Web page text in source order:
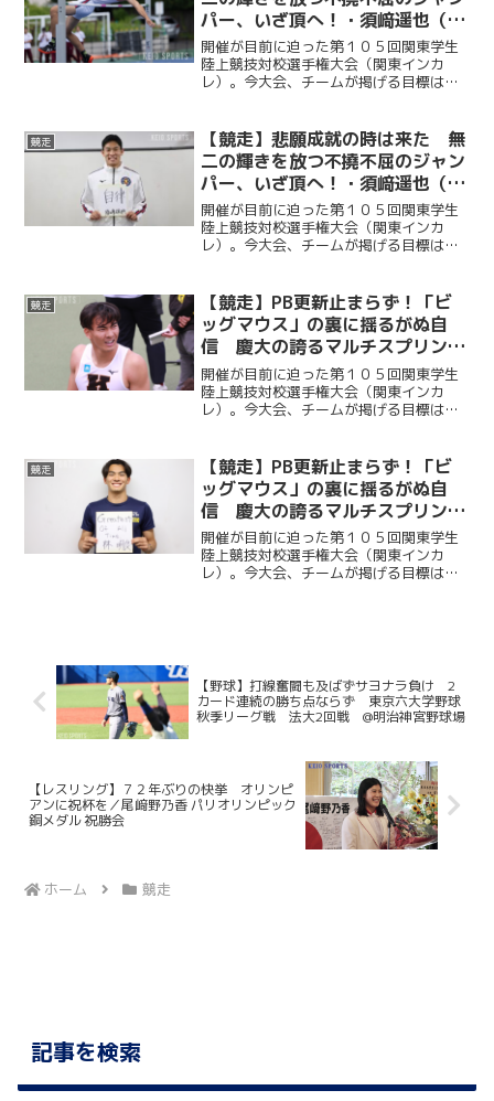
パー、いざ頂へ！・須﨑遥也（後
編）／関東インカレ直前インタビ
ュー２０２６・第５弾
開催が目前に迫った第１０５回関東学生
陸上競技対校選手権大会（関東インカ
レ）。今大会、チームが掲げる目標は
大舞台で１点でも多く掴み取るために部
員たちは全てを懸けてピークを...
競走
【競走】悲願成就の時は来た 無
二の輝きを放つ不撓不屈のジャン
パー、いざ頂へ！・須﨑遥也（前
編）／関東インカレ直前インタビ
ュー２０２６・第５弾
開催が目前に迫った第１０５回関東学生
陸上競技対校選手権大会（関東インカ
レ）。今大会、チームが掲げる目標は
大舞台で１点でも多く掴み取るために部
員たちは全てを懸けてピークを...
競走
【競走】PB更新止まらず！「ビ
ッグマウス」の裏に揺るがぬ自
信 慶大の誇るマルチスプリンタ
ーが目指すもの・林明良（後編）
／関東インカレ直前インタビュー
２０２６・第４弾
開催が目前に迫った第１０５回関東学生
陸上競技対校選手権大会（関東インカ
レ）。今大会、チームが掲げる目標は
大舞台で１点でも多く掴み取るために部
員たちは全てを懸けてピークを...
競走
【競走】PB更新止まらず！「ビ
ッグマウス」の裏に揺るがぬ自
信 慶大の誇るマルチスプリンタ
ーが目指すもの・林明良（前編）
／関東インカレ直前インタビュー
２０２６・第４弾
開催が目前に迫った第１０５回関東学生
陸上競技対校選手権大会（関東インカ
レ）。今大会、チームが掲げる目標は
【野球】打線奮闘も及ばずサヨナラ負け 2
カード連続の勝ち点ならず 東京六大学野球
秋季リーグ戦 法大2回戦 @明治神宮野球場
【レスリング】７２年ぶりの快挙 オリンピ
アンに祝杯を／尾﨑野乃香 パリオリンピック
銅メダル 祝勝会
ホーム 競走
記事を検索